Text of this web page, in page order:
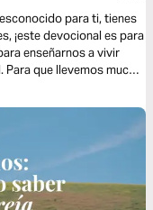
para ti, tienes
¡este devocional es para
enseñarnos a vivir
que llevemos mucho